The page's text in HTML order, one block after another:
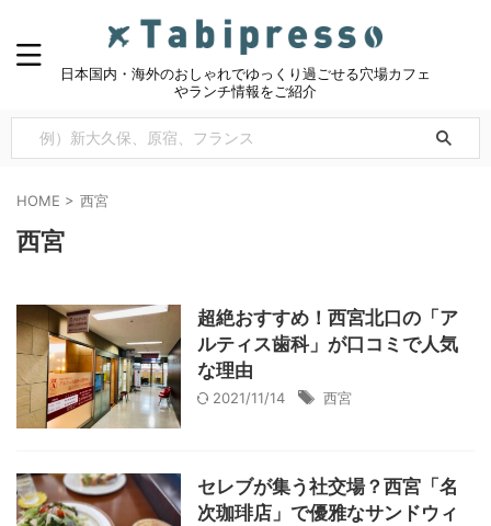
日本国内・海外のおしゃれでゆっくり過ごせる穴場カフェ
やランチ情報をご紹介
HOME > 西宮
西宮
超絶おすすめ！西宮北口の「ア
ルティス歯科」が口コミで人気
な理由
2021/11/14 西宮
セレブが集う社交場？西宮「名
次珈琲店」で優雅なサンドウィ